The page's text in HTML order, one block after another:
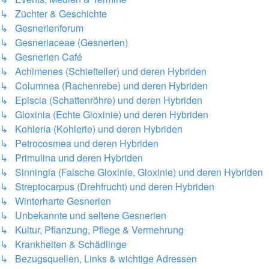
↳ Züchter & Geschichte
↳ Gesnerienforum
↳ Gesneriaceae (Gesnerien)
↳ Gesnerien Café
↳ Achimenes (Schiefteller) und deren Hybriden
↳ Columnea (Rachenrebe) und deren Hybriden
↳ Episcia (Schattenröhre) und deren Hybriden
↳ Gloxinia (Echte Gloxinie) und deren Hybriden
↳ Kohleria (Kohlerie) und deren Hybriden
↳ Petrocosmea und deren Hybriden
↳ Primulina und deren Hybriden
↳ Sinningia (Falsche Gloxinie, Gloxinie) und deren Hybriden
↳ Streptocarpus (Drehfrucht) und deren Hybriden
↳ Winterharte Gesnerien
↳ Unbekannte und seltene Gesnerien
↳ Kultur, Pflanzung, Pflege & Vermehrung
↳ Krankheiten & Schädlinge
↳ Bezugsquellen, Links & wichtige Adressen